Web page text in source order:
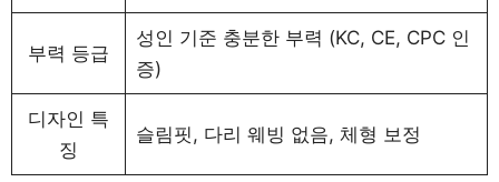
부력 등급
성인 기준 충분한 부력 (KC, CE, CPC 인
증)
디자인 특
징
슬림핏, 다리 웨빙 없음, 체형 보정